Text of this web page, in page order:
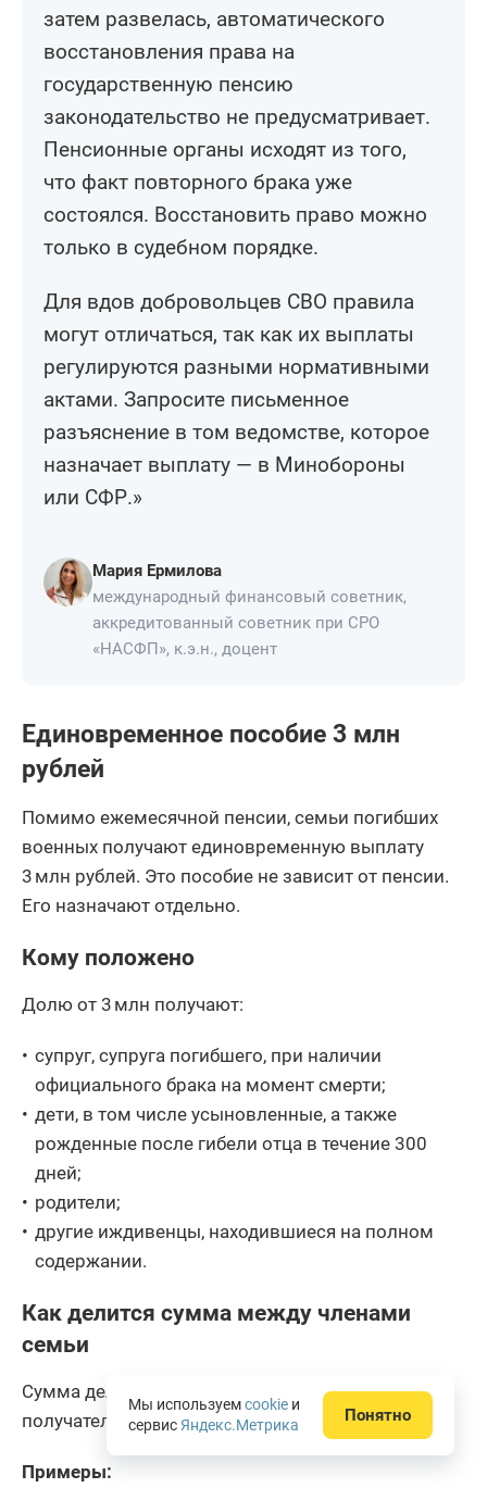
затем развелась, автоматического
восстановления права на
государственную пенсию
законодательство не предусматривает.
Пенсионные органы исходят из того,
что факт повторного брака уже
состоялся. Восстановить право можно
только в судебном порядке.
Для вдов добровольцев СВО правила
могут отличаться, так как их выплаты
регулируются разными нормативными
актами. Запросите письменное
разъяснение в том ведомстве, которое
назначает выплату — в Минобороны
или СФР.»
Мария Ермилова
международный финансовый советник,
аккредитованный советник при СРО
«НАСФП», к.э.н., доцент
Единовременное пособие 3 млн
рублей
Помимо ежемесячной пенсии, семьи погибших
военных получают единовременную выплату
3 млн рублей. Это пособие не зависит от пенсии.
Его назначают отдельно.
Кому положено
Долю от 3 млн получают:
супруг, супруга погибшего, при наличии
официального брака на момент смерти;
дети, в том числе усыновленные, а также
рожденные после гибели отца в течение 300
дней;
родители;
другие иждивенцы, находившиеся на полном
содержании.
Как делится сумма между членами
семьи
Сумма делится поровну между всеми
получателями.
Примеры:
Мы используемcookie и
сервис Яндекс.Метрика Понятно